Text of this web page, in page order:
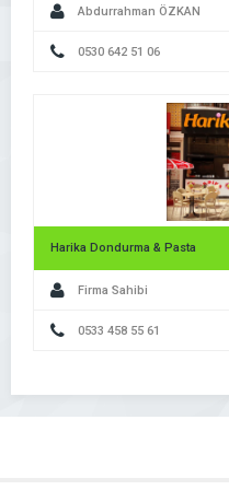
Abdurrahman ÖZKAN
0530 642 51 06
Harika Dondurma & Pasta
Firma Sahibi
0533 458 55 61